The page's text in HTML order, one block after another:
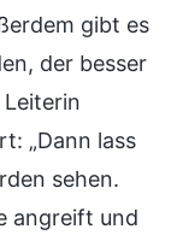
gibt es
der besser
Leiterin
„Dann lass
sehen.
angreift und